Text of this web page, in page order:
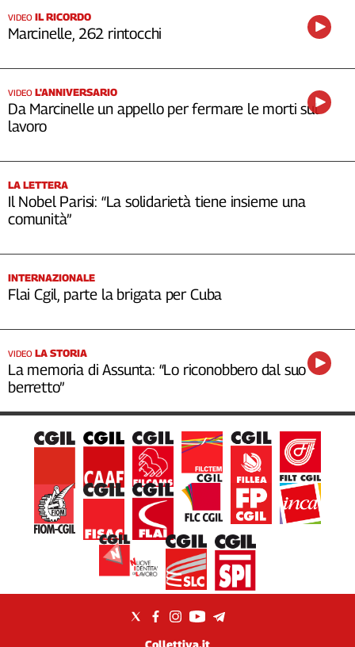
Newsletter
Social
VIDEO IL RICORDO
Marcinelle, 262 rintocchi
VIDEO L'ANNIVERSARIO
Da Marcinelle un appello per fermare le morti sul
lavoro
LA LETTERA
Il Nobel Parisi: “La solidarietà tiene insieme una
comunità”
INTERNAZIONALE
Flai Cgil, parte la brigata per Cuba
VIDEO LA STORIA
La memoria di Assunta: “Lo riconobbero dal suo
berretto”